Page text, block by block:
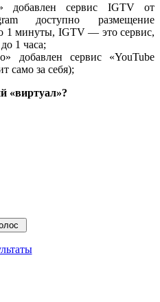
добавлен сервис IGTV от
доступно размещение
1 минуты, IGTV — это сервис,
1 часа;
добавлен сервис «YouTube
само за себя);
«виртуал»?